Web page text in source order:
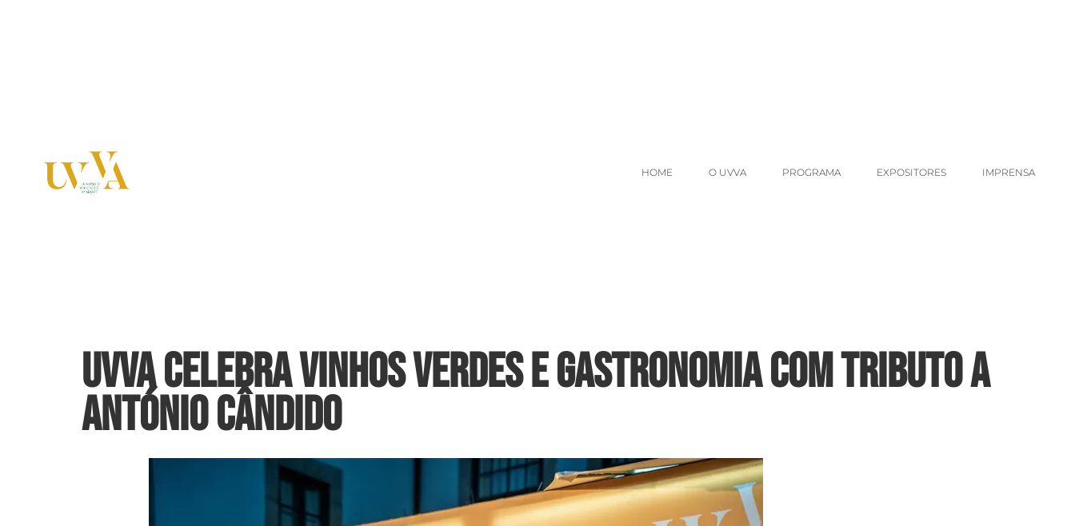
HOME O UVVA PROGRAMA EXPOSITORES IMPRENSA
UVVA celebra Vinhos Verdes e gastronomia com tributo a
António Cândido